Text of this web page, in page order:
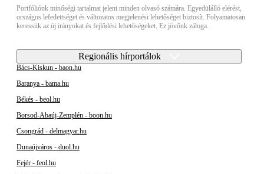
Portfóliónk minőségi tartalmat jelent minden olvasó számára. Egyedülálló elérést,
országos lefedettséget és változatos megjelenési lehetőséget biztosít. Folyamatosan
keressük az új irányokat és fejlődési lehetőségeket. Ez jövőnk záloga.
Regionális hírportálok
Bács-Kiskun - baon.hu
Baranya - bama.hu
Békés - beol.hu
Borsod-Abaúj-Zemplén - boon.hu
Csongrád - delmagyar.hu
Dunaújváros - duol.hu
Fejér - feol.hu